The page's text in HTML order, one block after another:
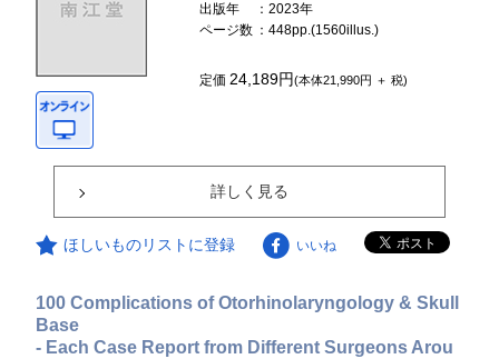
出版年
：2023年
ページ数 ：448pp.(1560illus.)
定価24,189円(本体21,990円 ＋ 税)
詳しく見る
ほしいものリストに登録 いいね
100 Complications of Otorhinolaryngology & Skull
Base
- Each Case Report from Different Surgeons Arou